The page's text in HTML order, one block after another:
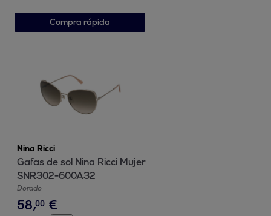
Compra rápida
Nina Ricci
Gafas de sol Nina Ricci Mujer
SNR302-600A32
Dorado
58,00 €